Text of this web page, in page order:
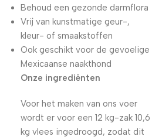
Behoud een gezonde darmflora
Vrij van kunstmatige geur-,
kleur- of smaakstoffen
Ook geschikt voor de gevoelige
Mexicaanse naakthond
Onze ingrediënten
Voor het maken van ons voer
wordt er voor een 12 kg-zak 10,6
kg vlees ingedroogd, zodat dit